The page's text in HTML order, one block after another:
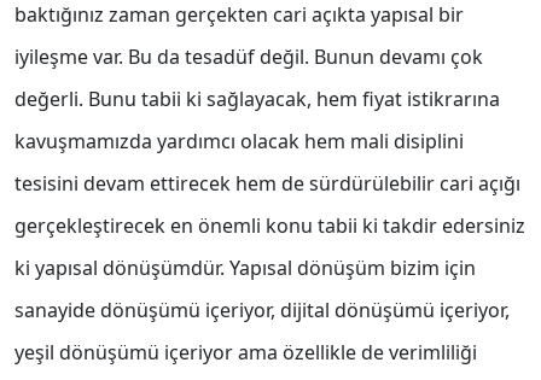
baktığınız zaman gerçekten cari açıkta yapısal bir
iyileşme var. Bu da tesadüf değil. Bunun devamı çok
değerli. Bunu tabii ki sağlayacak, hem fiyat istikrarına
kavuşmamızda yardımcı olacak hem mali disiplini
tesisini devam ettirecek hem de sürdürülebilir cari açığı
gerçekleştirecek en önemli konu tabii ki takdir edersiniz
ki yapısal dönüşümdür. Yapısal dönüşüm bizim için
sanayide dönüşümü içeriyor, dijital dönüşümü içeriyor,
yeşil dönüşümü içeriyor ama özellikle de verimliliği